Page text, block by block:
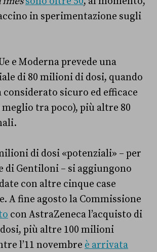
in sperimentazione sugli
e Moderna prevede una
di 80 milioni di dosi, quando
considerato sicuro ed efficace
tra poco), più altre 80
di dosi «potenziali» – per
di Gentiloni – si aggiungono
con altre cinque case
A fine agosto la Commissione
con AstraZeneca l’acquisto di
più altre 100 milioni
l’11 novembre è arrivata